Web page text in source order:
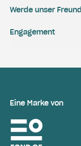
Engagement
Werde unser Freund
Eine Marke von